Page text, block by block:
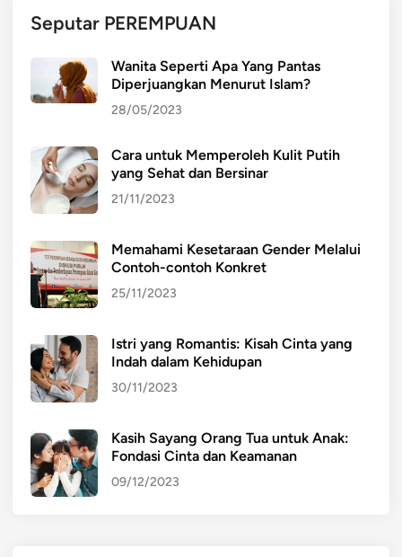
Seputar PEREMPUAN
Wanita Seperti Apa Yang Pantas
Diperjuangkan Menurut Islam?
28/05/2023
Cara untuk Memperoleh Kulit Putih
yang Sehat dan Bersinar
21/11/2023
Memahami Kesetaraan Gender Melalui
Contoh-contoh Konkret
25/11/2023
Istri yang Romantis: Kisah Cinta yang
Indah dalam Kehidupan
30/11/2023
Kasih Sayang Orang Tua untuk Anak:
Fondasi Cinta dan Keamanan
09/12/2023